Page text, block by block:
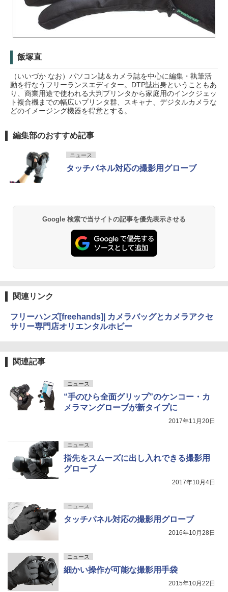
飯塚直
（いいづか なお）パソコン誌＆カメラ誌を中心に編集・執筆活
動を行なうフリーランスエディター。DTP誌出身ということもあ
り、商業用途で使われる大判プリンタから家庭用のインクジェッ
ト複合機までの幅広いプリンタ群、スキャナ、デジタルカメラな
どのイメージング機器を得意とする。
編集部のおすすめ記事
ニュース
タッチパネル対応の撮影用グローブ
Google 検索で当サイトの記事を優先表示させる
関連リンク
フリーハンズ[freehands]| カメラバッグとカメラアクセ
サリー専門店オリエンタルホビー
関連記事
ニュース
“手のひら全面グリップ”のケンコー・カ
メラマングローブが新タイプに
2017年11月20日
ニュース
指先をスムーズに出し入れできる撮影用
グローブ
2017年10月4日
ニュース
タッチパネル対応の撮影用グローブ
2016年10月28日
ニュース
細かい操作が可能な撮影用手袋
2015年10月22日